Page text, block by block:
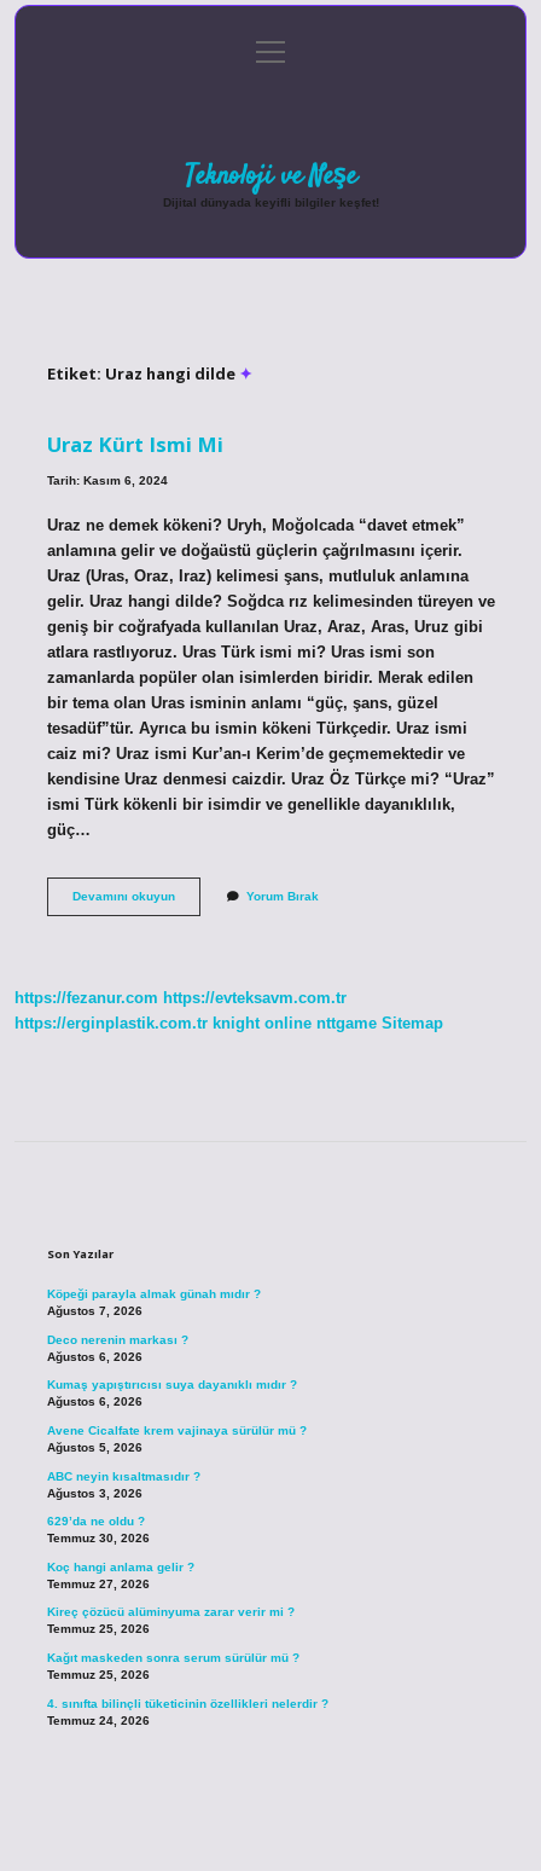
Gizlilik Politikası
menüyü
aç
Teknoloji ve Neşe
Dijital dünyada keyifli bilgiler keşfet!
Etiket: Uraz hangi dilde
Uraz Kürt Ismi Mi
Tarih: Kasım 6, 2024
Uraz ne demek kökeni? Uryh, Moğolcada “davet etmek”
anlamına gelir ve doğaüstü güçlerin çağrılmasını içerir.
Uraz (Uras, Oraz, Iraz) kelimesi şans, mutluluk anlamına
gelir. Uraz hangi dilde? Soğdca rız kelimesinden türeyen ve
geniş bir coğrafyada kullanılan Uraz, Araz, Aras, Uruz gibi
atlara rastlıyoruz. Uras Türk ismi mi? Uras ismi son
zamanlarda popüler olan isimlerden biridir. Merak edilen
bir tema olan Uras isminin anlamı “güç, şans, güzel
tesadüf”tür. Ayrıca bu ismin kökeni Türkçedir. Uraz ismi
caiz mi? Uraz ismi Kur’an-ı Kerim’de geçmemektedir ve
kendisine Uraz denmesi caizdir. Uraz Öz Türkçe mi? “Uraz”
ismi Türk kökenli bir isimdir ve genellikle dayanıklılık,
güç…
Devamını okuyunUraz
Yorum Bırak
https://fezanur.com https://evteksavm.com.tr
https://erginplastik.com.tr knight online nttgame Sitemap
Son Yazılar
Köpeği parayla almak günah mıdır ?
Ağustos 7, 2026
Deco nerenin markası ?
Ağustos 6, 2026
Kumaş yapıştırıcısı suya dayanıklı mıdır ?
Ağustos 6, 2026
Avene Cicalfate krem vajinaya sürülür mü ?
Ağustos 5, 2026
ABC neyin kısaltmasıdır ?
Ağustos 3, 2026
629’da ne oldu ?
Temmuz 30, 2026
Koç hangi anlama gelir ?
Temmuz 27, 2026
Kireç çözücü alüminyuma zarar verir mi ?
Temmuz 25, 2026
Kağıt maskeden sonra serum sürülür mü ?
Temmuz 25, 2026
4. sınıfta bilinçli tüketicinin özellikleri nelerdir ?
Temmuz 24, 2026